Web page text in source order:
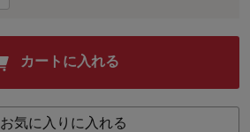
カートに入れる
お気に入りに入れる